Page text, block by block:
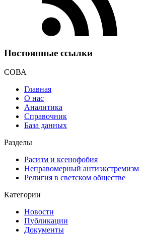
Постоянные ссылки
СОВА
Главная
О нас
Аналитика
Справочник
База данных
Разделы
Расизм и ксенофобия
Неправомерный антиэкстремизм
Религия в светском обществе
Категории
Новости
Публикации
Документы